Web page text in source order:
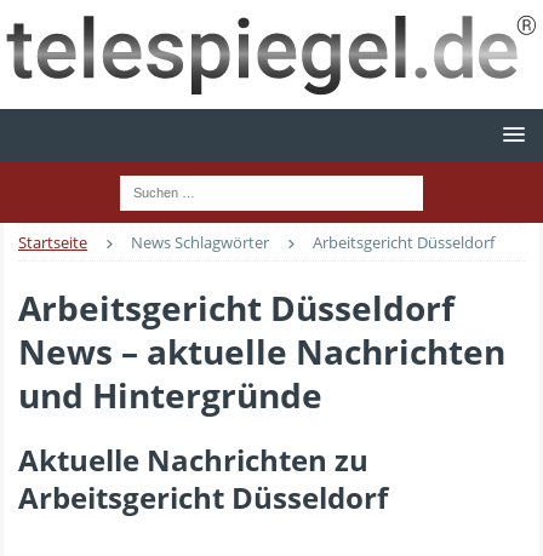
Startseite News Schlagwörter Arbeitsgericht Düsseldorf
Arbeitsgericht Düsseldorf
News – aktuelle Nachrichten
und Hintergründe
Aktuelle Nachrichten zu
Arbeitsgericht Düsseldorf